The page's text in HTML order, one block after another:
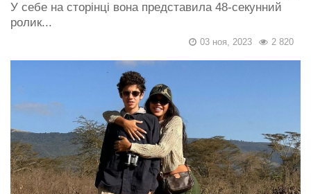
У себе на сторінці вона представила 48-секунний
ролик...
2 820
03 ноя, 2023